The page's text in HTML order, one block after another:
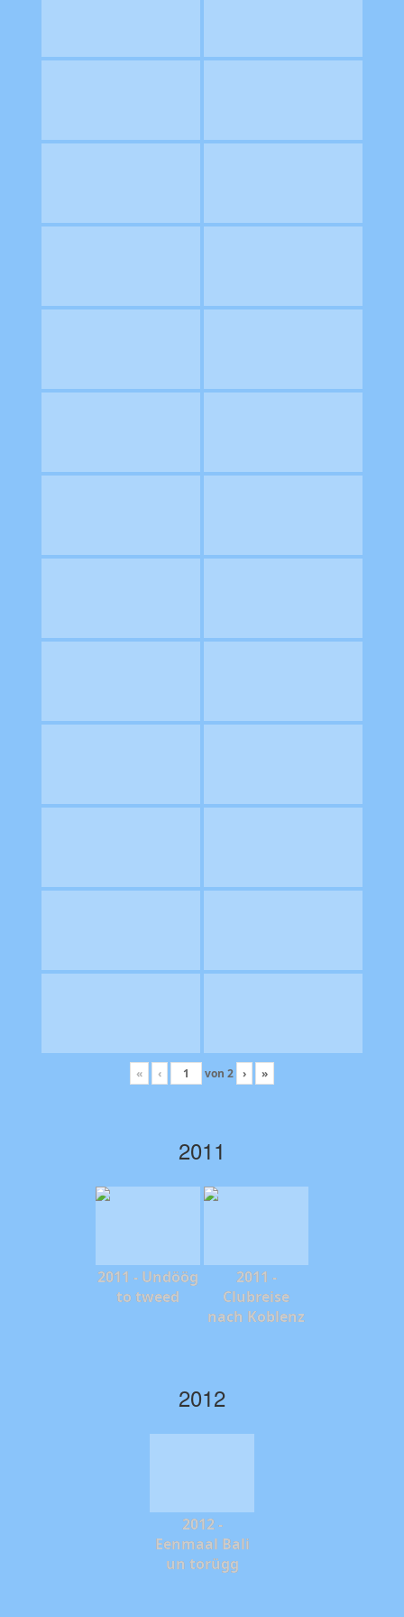
« ‹ von 2 › »
2011
2011 - Undöög
to tweed
2011 -
Clubreise
nach Koblenz
2012
2012 -
Eenmaal Bali
un torügg